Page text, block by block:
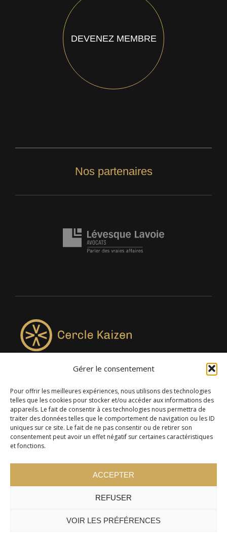
Gérer le consentement
Pour offrir les meilleures expériences, nous utilisons des technologies
telles que les cookies pour stocker et/ou accéder aux informations des
appareils. Le fait de consentir à ces technologies nous permettra de
traiter des données telles que le comportement de navigation ou les ID
uniques sur ce site. Le fait de ne pas consentir ou de retirer son
consentement peut avoir un effet négatif sur certaines caractéristiques
et fonctions.
ACCEPTER
REFUSER
VOIR LES PRÉFÉRENCES
DEVENEZ MEMBRE
Nos partenaires
4957, rue Lionel-Groulx, bureau 819, Saint-Augustin-de-
Desmaures QC G3A 0M7
© 2024 Cercle Kaizen. Tous droits réservés -